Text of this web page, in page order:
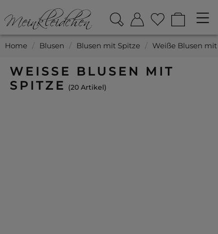
Home / Blusen / Blusen mit Spitze / Weiße Blusen
WEISSE BLUSEN MIT S
PITZE
20 Artikel